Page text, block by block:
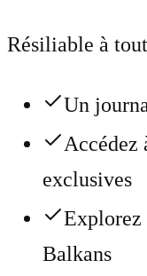
Résiliable à
Un
Accédez
exclusives
Explorez
Balkans